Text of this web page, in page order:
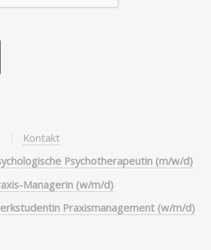
Kontakt
Psychotherapeutin (m/w/d)
Managerin (w/m/d)
Praxismanagement (w/m/d)